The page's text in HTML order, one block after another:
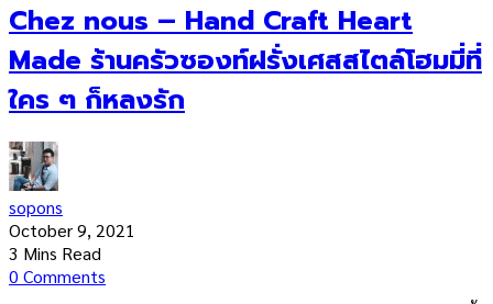
Chez nous – Hand Craft Heart
Made ร้านครัวซองท์ฝรั่งเศสสไตล์โฮมมี่ที่
ใคร ๆ ก็หลงรัก
sopons
October 9, 2021
3 Mins Read
0 Comments